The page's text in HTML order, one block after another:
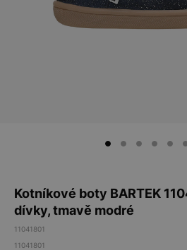
Kotníkové boty BARTEK
dívky, tmavě modré
11041801
11041801